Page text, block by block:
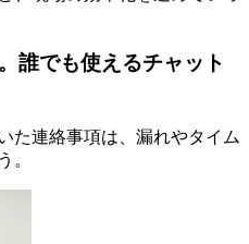
誰でも使えるチャット
た連絡事項は、漏れやタイム
。